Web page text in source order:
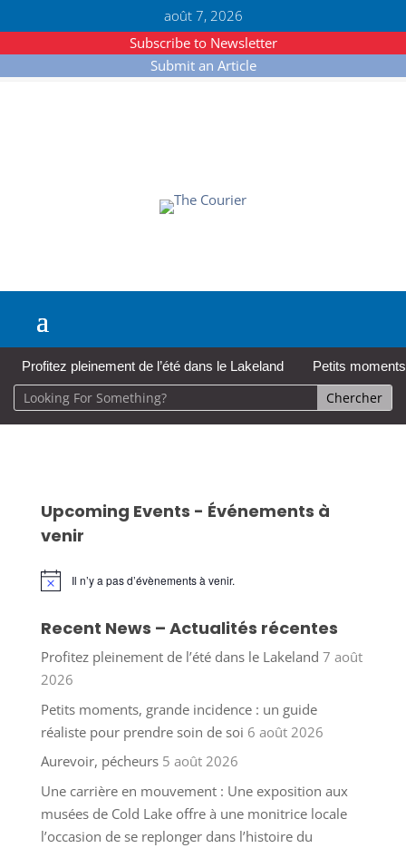
août 7, 2026
Subscribe to Newsletter
Submit an Article
Profitez pleinement de l’été dans le Lakeland Petits
Upcoming Events - Événements à
venir
Notice Il n’y a pas d’évènements à venir.
Recent News – Actualités récentes
Profitez pleinement de l’été dans le Lakeland 7 août
2026
Petits moments, grande incidence : un guide
réaliste pour prendre soin de soi 6 août 2026
Aurevoir, pécheurs 5 août 2026
Une carrière en mouvement : Une exposition aux
musées de Cold Lake offre à une monitrice locale
l’occasion de se replonger dans l’histoire du